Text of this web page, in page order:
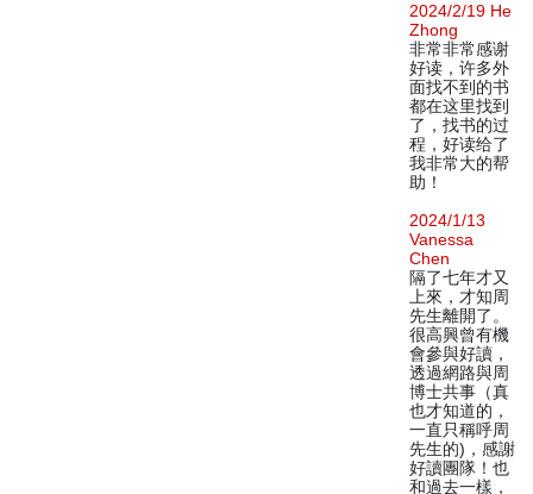
2024/2/19 He
Zhong
非常非常感谢
好读，许多外
面找不到的书
都在这里找到
了，找书的过
程，好读给了
我非常大的帮
助！
2024/1/13
Vanessa
Chen
隔了七年才又
上來，才知周
先生離開了。
很高興曾有機
會參與好讀，
透過網路與周
博士共事（真
也才知道的，
一直只稱呼周
先生的)，感謝
好讀團隊！也
和過去一樣，